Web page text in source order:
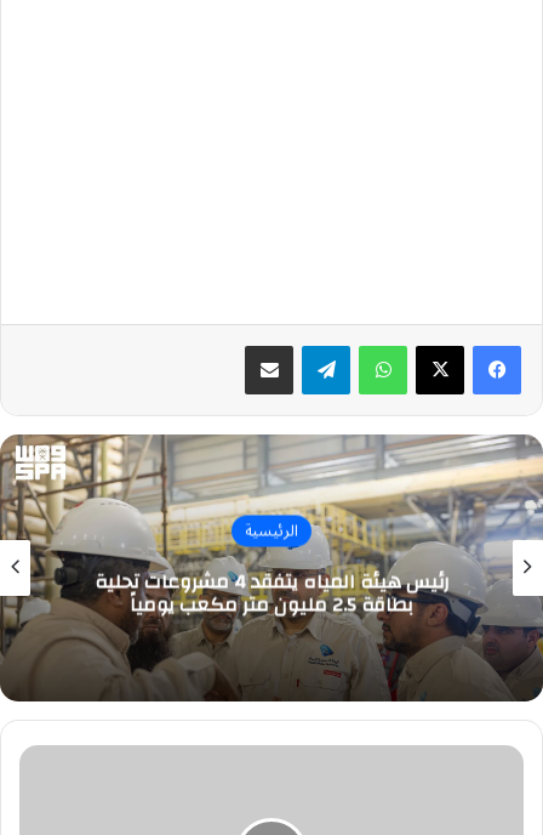
واتسابتيلقرام مشاركة عبر البريد
الرئيسية
رئيس هيئة المياه يتفقد 4 مشروعات تحلية
بطاقة 2.5 مليون متر مكعب يومياً
السماح